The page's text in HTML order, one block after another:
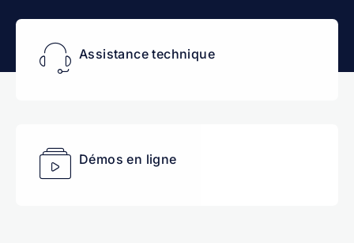
Assistance technique
Démos en ligne